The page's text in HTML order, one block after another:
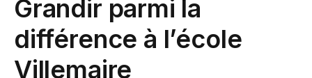
Grandir parmi la
différence à l’école
Villemaire